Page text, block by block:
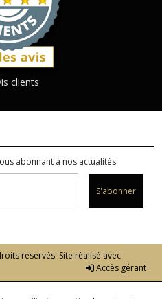
clients
abonnant à nos actualités.
S'abonner
réservés. Site réalisé avec
Accès gérant